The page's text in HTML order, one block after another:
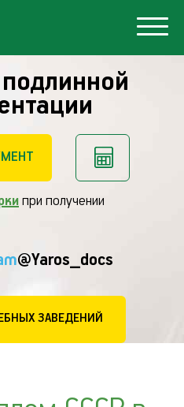
при получении
@Yaros_docs
ЗАВЕДЕНИЙ